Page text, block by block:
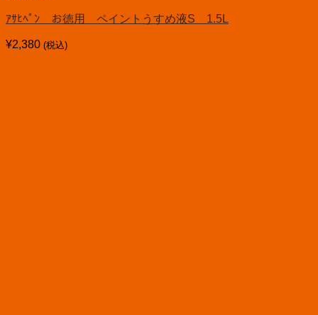
ｱｻﾋﾍﾟﾝ お徳用 ペイントうすめ液S 1.5L
¥2,380 (税込)